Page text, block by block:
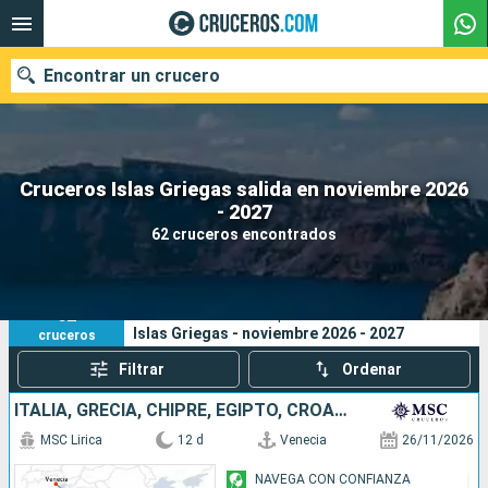
Cruceros Islas Griegas salida en noviembre 2026
- 2027
62 cruceros encontrados
Encontrar un crucero
Nuestros destinos
Fecha de salida
Buscar
62
cruceros
Islas Griegas - noviembre 2026 - 2027
Filtrar Ordenar
ITALIA, GRECIA, CHIPRE, EGIPTO, CROACIA
MSC Lirica 12 d Venecia 26/11/2026
NAVEGA CON CONFIANZA